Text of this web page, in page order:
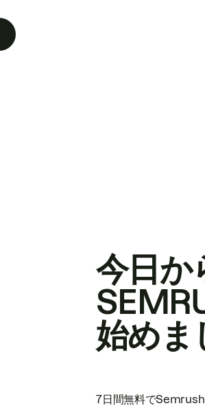
今日か
始めま
7日間無料で